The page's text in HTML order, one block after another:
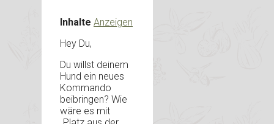
Inhalte Anzeigen
Hey Du,
Du willst deinem
Hund ein neues
Kommando
beibringen? Wie
wäre es mit